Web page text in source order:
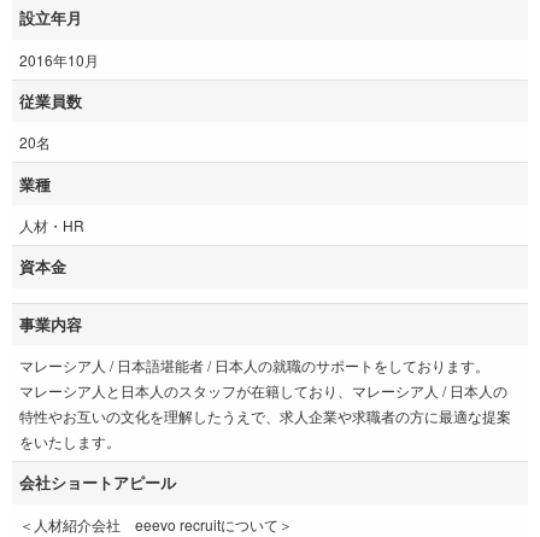
設立年月
2016年10月
従業員数
20名
業種
人材・HR
資本金
事業内容
マレーシア人 / 日本語堪能者 / 日本人の就職のサポートをしております。
マレーシア人と日本人のスタッフが在籍しており、マレーシア人 / 日本人の
特性やお互いの文化を理解したうえで、求人企業や求職者の方に最適な提案
をいたします。
会社ショートアピール
＜人材紹介会社 eeevo recruitについて＞